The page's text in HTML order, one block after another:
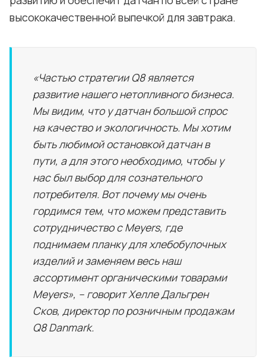
высококачественной выпечкой для завтрака.
«Частью стратегии Q8 является
развитие нашего нетопливного бизнеса.
Мы видим, что у датчан большой спрос
на качество и экологичность. Мы хотим
быть любимой остановкой датчан в
пути, а для этого необходимо, чтобы у
нас был выбор для сознательного
потребителя. Вот почему мы очень
гордимся тем, что можем представить
сотрудничество с Meyers, где
поднимаем планку для хлебобулочных
изделий и заменяем весь наш
ассортимент органическими товарами
Meyers», – говорит Хелле Дальгрен
Сков, директор по розничным продажам
Q8 Danmark.